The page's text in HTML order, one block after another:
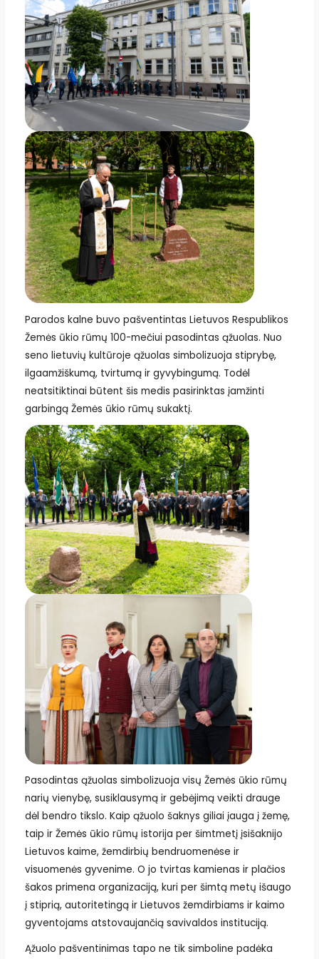
Parodos kalne buvo pašventintas Lietuvos Respublikos
Žemės ūkio rūmų 100-mečiui pasodintas ąžuolas. Nuo
seno lietuvių kultūroje ąžuolas simbolizuoja stiprybę,
ilgaamžiškumą, tvirtumą ir gyvybingumą. Todėl
neatsitiktinai būtent šis medis pasirinktas įamžinti
garbingą Žemės ūkio rūmų sukaktį.
Pasodintas ąžuolas simbolizuoja visų Žemės ūkio rūmų
narių vienybę, susiklausymą ir gebėjimą veikti drauge
dėl bendro tikslo. Kaip ąžuolo šaknys giliai įauga į žemę,
taip ir Žemės ūkio rūmų istorija per šimtmetį įsišaknijo
Lietuvos kaime, žemdirbių bendruomenėse ir
visuomenės gyvenime. O jo tvirtas kamienas ir plačios
šakos primena organizaciją, kuri per šimtą metų išaugo
į stiprią, autoritetingą ir Lietuvos žemdirbiams ir kaimo
gyventojams atstovaujančią savivaldos instituciją.
Ąžuolo pašventinimas tapo ne tik simboline padėka